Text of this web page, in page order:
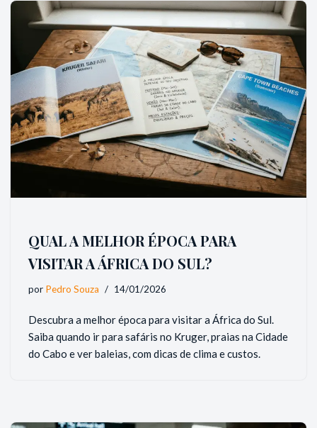
QUAL A MELHOR ÉPOCA PARA
VISITAR A ÁFRICA DO SUL?
por Pedro Souza 14/01/2026
Descubra a melhor época para visitar a África do Sul.
Saiba quando ir para safáris no Kruger, praias na Cidade
do Cabo e ver baleias, com dicas de clima e custos.